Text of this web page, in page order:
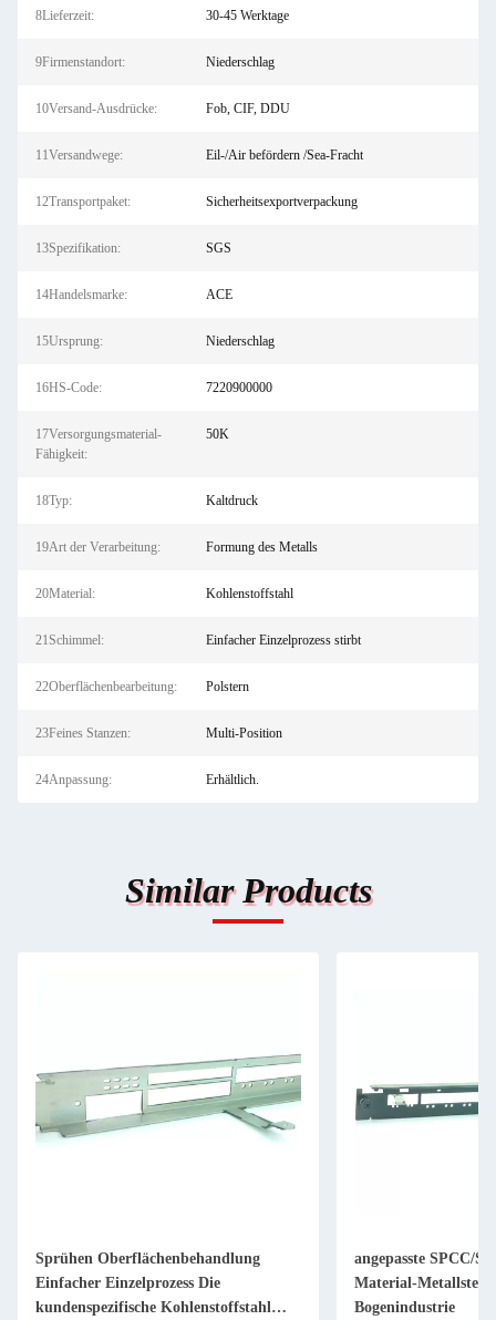
8Lieferzeit: 30-45 Werktage
9Firmenstandort: Niederschlag
10Versand-Ausdrücke: Fob, CIF, DDU
11Versandwege: Eil-/Air befördern /Sea-Fracht
12Transportpaket: Sicherheitsexportverpackung
13Spezifikation: SGS
14Handelsmarke: ACE
15Ursprung: Niederschlag
16HS-Code: 7220900000
17Versorgungsmaterial-
Fähigkeit:
50K
18Typ: Kaltdruck
19Art der Verarbeitung: Formung des Metalls
20Material: Kohlenstoffstahl
21Schimmel: Einfacher Einzelprozess stirbt
22Oberflächenbearbeitung: Polstern
23Feines Stanzen: Multi-Position
24Anpassung: Erhältlich.
Similar Products
Sprühen Oberflächenbehandlung
Einfacher Einzelprozess Die
kundenspezifische Kohlenstoffstahl
angepasste SPCC/
Material-
Bogenindustrie